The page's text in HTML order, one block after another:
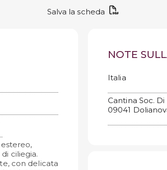
Salva la scheda
ciliegia.
con delicata
NOTE
Italia
Cantina Soc. Di
09041